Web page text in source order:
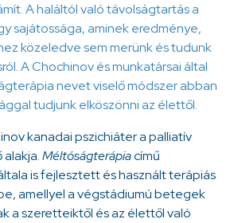
A haláltól való távolságtartás a
sajátossága, aminek eredménye,
közeledve sem merünk és tudunk
A Chochinov és munkatársai által
nevet viselő módszer abban
tudjunk elköszönni az élettől.
kanadai pszichiáter a palliatív
Méltóságterápiacímű
is fejlesztett és használt terápiás
amellyel a végstádiumú betegek
a szeretteiktől és az élettől való